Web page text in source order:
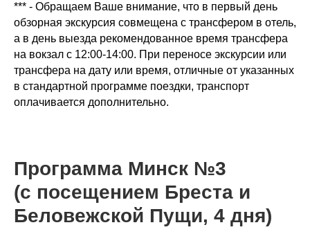
*** - Обращаем Ваше внимание, что в первый день
обзорная экскурсия совмещена с трансфером в отель,
а в день выезда рекомендованное время трансфера
на вокзал с 12:00-14:00. При переносе экскурсии или
трансфера на дату или время, отличные от указанных
в стандартной программе поездки, транспорт
оплачивается дополнительно.
Программа Минск №3
(с посещением Бреста и
Беловежской Пущи, 4 дня)